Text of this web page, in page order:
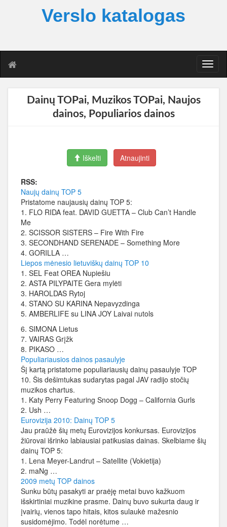
Verslo katalogas
T
o
Dainų TOPai, Muzikos TOPai, Naujos
dainos, Populiarios dainos
Iškelti Atnaujinti
RSS:
Naujų dainų TOP 5
Pristatome naujausių dainų TOP 5:
1. FLO RIDA feat. DAVID GUETTA – Club Can’t Handle
Me
2. SCISSOR SISTERS – Fire With Fire
3. SECONDHAND SERENADE – Something More
4. GORILLA …
Liepos mėnesio lietuviškų dainų TOP 10
1. SEL Feat OREA Nupiešiu
2. ASTA PILYPAITE Gera mylėti
3. HAROLDAS Rytoj
4. STANO SU KARINA Nepavyzdinga
5. AMBERLIFE su LINA JOY Laivai nutols
6. SIMONA Lietus
7. VAIRAS Grįžk
8. PIKASO …
Populiariausios dainos pasaulyje
Šį kartą pristatome populiariausių dainų pasaulyje TOP
10. Šis dešimtukas sudarytas pagal JAV radijo stočių
muzikos chartus.
1. Katy Perry Featuring Snoop Dogg – California Gurls
2. Ush …
Eurovizija 2010: Dainų TOP 5
Jau praūžė šių metų Eurovizijos konkursas. Eurovizijos
žiūrovai išrinko labiausiai patikusias dainas. Skelbiame šių
dainų TOP 5:
1. Lena Meyer-Landrut – Satellite (Vokietija)
2. maNg …
2009 metų TOP dainos
Sunku būtų pasakyti ar praėję metai buvo kažkuom
išskirtiniai muzikine prasme. Dainų buvo sukurta daug ir
įvairių, vienos tapo hitais, kitos sulaukė mažesnio
susidomėjimo. Todėl norėtume …